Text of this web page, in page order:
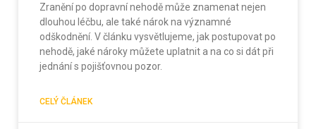
Zranění po dopravní nehodě může znamenat nejen
dlouhou léčbu, ale také nárok na významné
odškodnění. V článku vysvětlujeme, jak postupovat po
nehodě, jaké nároky můžete uplatnit a na co si dát při
jednání s pojišťovnou pozor.
CELÝ ČLÁNEK